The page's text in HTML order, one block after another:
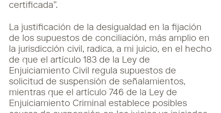
certificada”.
La justificación de la desigualdad en la fijación
de los supuestos de conciliación, más amplio en
la jurisdicción civil, radica, a mi juicio, en el hecho
de que el artículo 183 de la Ley de
Enjuiciamiento Civil regula supuestos de
solicitud de suspensión de señalamientos,
mientras que el artículo 746 de la Ley de
Enjuiciamiento Criminal establece posibles